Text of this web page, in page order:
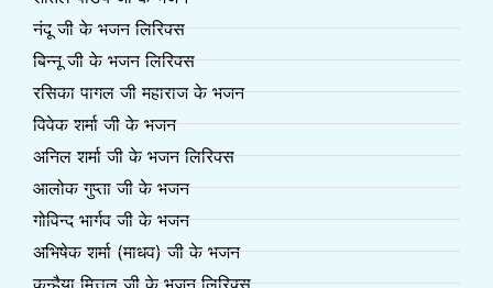
नंदू जी के भजन लिरिक्स
बिन्नू जी के भजन लिरिक्स
रसिका पागल जी महाराज के भजन
विवेक शर्मा जी के भजन
अनिल शर्मा जी के भजन लिरिक्स
आलोक गुप्ता जी के भजन
गोविन्द भार्गव जी के भजन
अभिषेक शर्मा (माधव) जी के भजन
कन्हैया मित्तल जी के भजन लिरिक्स